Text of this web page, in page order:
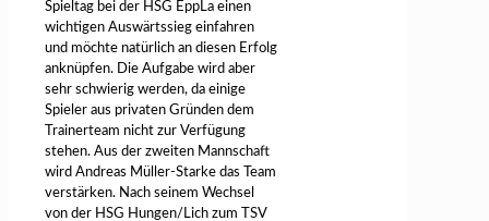
Spieltag bei der HSG EppLa einen
wichtigen Auswärtssieg einfahren
und möchte natürlich an diesen Erfolg
anknüpfen. Die Aufgabe wird aber
sehr schwierig werden, da einige
Spieler aus privaten Gründen dem
Trainerteam nicht zur Verfügung
stehen. Aus der zweiten Mannschaft
wird Andreas Müller-Starke das Team
verstärken. Nach seinem Wechsel
von der HSG Hungen/Lich zum TSV